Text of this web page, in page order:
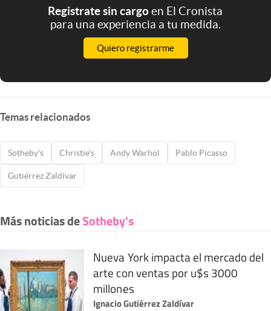
Registrate sin cargoen El Cronista
para una experiencia a tu medida.
Quiero registrarme
Temas relacionados
Sotheby's Christie's Andy Warhol Pablo Picasso
Gutiérrez Zaldívar
Más noticias deSotheby's
Nueva York impacta el mercado del
arte con ventas por u$s 3000
millones
Ignacio Gutiérrez Zaldívar